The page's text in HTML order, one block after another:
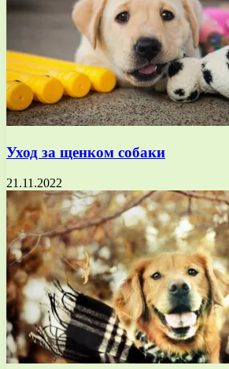
Уход за щенком собаки
21.11.2022